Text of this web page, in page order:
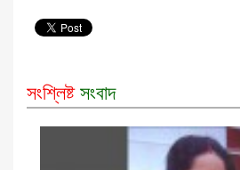
সংশ্লিষ্ট সংবাদ